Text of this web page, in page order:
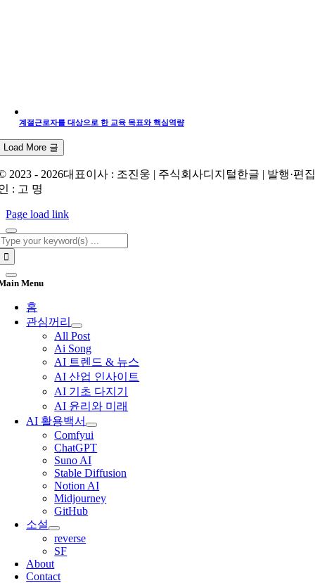
계절근로자를 대상으로 한 교육 목표와 핵심역량
Load More 글
2023 - 2026대표이사 : 조진웅 | 주식회사디지털한글 | 발행·편
: 고 명
Page load link
Menu
홈
관심꺼리
All Post
Ai Song
AI 트렌드 & 뉴스
AI 산업 인사이트
AI 기초 다지기
AI 윤리와 미래
AI 활용백서
Comfyui
ChatGPT
Suno AI
Stable Diffusion
Notion AI
Midjourney
GitHub
소설
reverse
SF
About
Contact